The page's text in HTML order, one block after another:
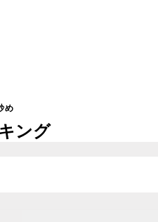
め
ング